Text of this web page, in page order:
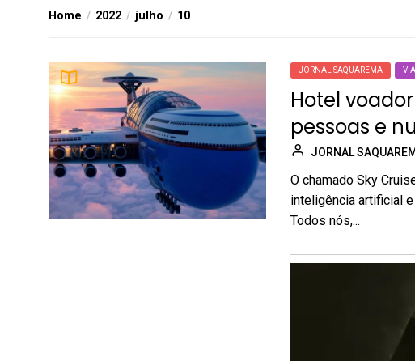
Home 2022 julho 10
JORNAL SAQUAREMA
Hotel
pessoas e
JORNAL
O chamado Sky
inteligência artificial
Todos nós,...